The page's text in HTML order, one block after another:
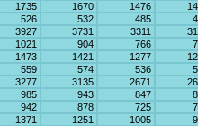
1735 1670 1476
526 532 485
3927 3731 3311
1021 904 766
1473 1421 1277
559 574 536
3277 3135 2671
985 943 847
942 878 725
1371 1251 1005